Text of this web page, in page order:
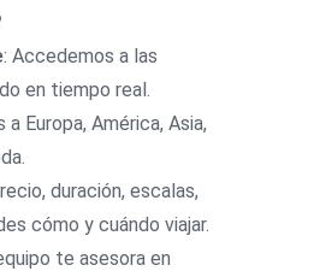
: Accedemos a las
en tiempo real.
Europa, América, Asia,
duración, escalas,
cómo y cuándo viajar.
te asesora en